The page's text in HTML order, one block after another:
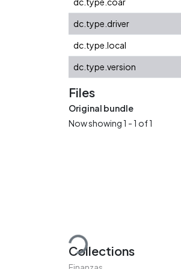
dc.type.driver
dc.type.local
dc.type.version
Files
Original bundle
Now showing1 - 1 of 1
Loading...
Collections